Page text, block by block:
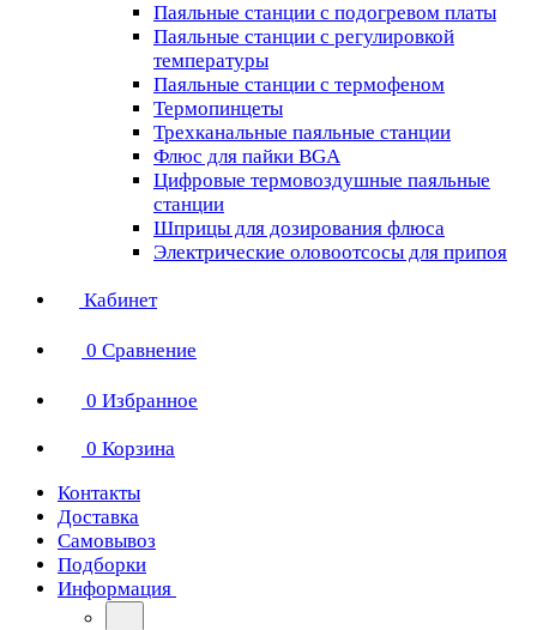
Паяльные станции с подогревом платы
Паяльные станции с регулировкой
температуры
Паяльные станции с термофеном
Термопинцеты
Трехканальные паяльные станции
Флюс для пайки BGA
Цифровые термовоздушные паяльные
станции
Шприцы для дозирования флюса
Электрические оловоотсосы для припоя
Кабинет
0 Сравнение
0 Избранное
0 Корзина
Контакты
Доставка
Самовывоз
Подборки
Информация